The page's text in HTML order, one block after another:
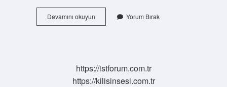
Devamını okuyunAks
arızası
Yorum Bırak
https://istforum.com.tr
https://kilisinsesi.com.tr